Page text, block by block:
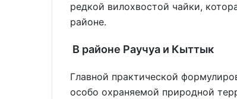
редкой вилохвостой чайки,
районе.
В районе Раучуа и Кыттык
Главной практической
особо охраняемой природной